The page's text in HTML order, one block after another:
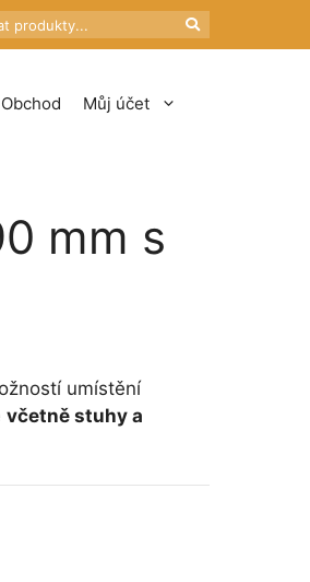
Obchod Můj účet
mm s
umístění
včetně stuhy a